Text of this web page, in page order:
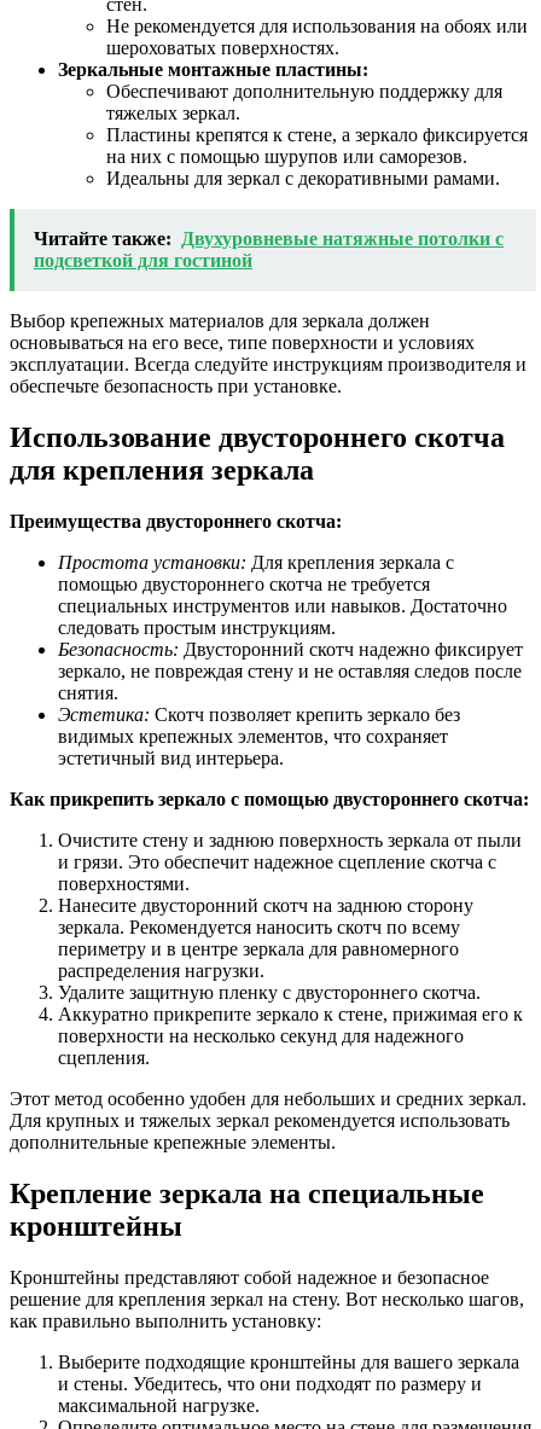
стен.
Не рекомендуется для использования на обоях или
шероховатых поверхностях.
Зеркальные монтажные пластины:
Обеспечивают дополнительную поддержку для
тяжелых зеркал.
Пластины крепятся к стене, а зеркало фиксируется
на них с помощью шурупов или саморезов.
Идеальны для зеркал с декоративными рамами.
Читайте также:
Двухуровневые натяжные потолки с
подсветкой для гостиной
Выбор крепежных материалов для зеркала должен
основываться на его весе, типе поверхности и условиях
эксплуатации. Всегда следуйте инструкциям производителя и
обеспечьте безопасность при установке.
Использование двустороннего скотча
для крепления зеркала
Преимущества двустороннего скотча:
Простота установки: Для крепления зеркала с
помощью двустороннего скотча не требуется
специальных инструментов или навыков. Достаточно
следовать простым инструкциям.
Безопасность: Двусторонний скотч надежно фиксирует
зеркало, не повреждая стену и не оставляя следов после
снятия.
Эстетика: Скотч позволяет крепить зеркало без
видимых крепежных элементов, что сохраняет
эстетичный вид интерьера.
Как прикрепить зеркало с помощью двустороннего скотча:
Очистите стену и заднюю поверхность зеркала от пыли
и грязи. Это обеспечит надежное сцепление скотча с
поверхностями.
Нанесите двусторонний скотч на заднюю сторону
зеркала. Рекомендуется наносить скотч по всему
периметру и в центре зеркала для равномерного
распределения нагрузки.
Удалите защитную пленку с двустороннего скотча.
Аккуратно прикрепите зеркало к стене, прижимая его к
поверхности на несколько секунд для надежного
сцепления.
Этот метод особенно удобен для небольших и средних зеркал.
Для крупных и тяжелых зеркал рекомендуется использовать
дополнительные крепежные элементы.
Крепление зеркала на специальные
кронштейны
Кронштейны представляют собой надежное и безопасное
решение для крепления зеркал на стену. Вот несколько шагов,
как правильно выполнить установку:
Выберите подходящие кронштейны для вашего зеркала
и стены. Убедитесь, что они подходят по размеру и
максимальной нагрузке.